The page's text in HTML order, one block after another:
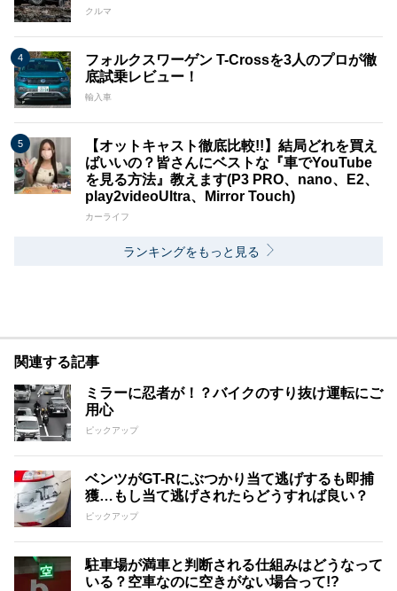
クルマ
フォルクスワーゲン T-Crossを3人のプロが徹
底試乗レビュー！
輸入車
【オットキャスト徹底比較!!】結局どれを買え
ばいいの？皆さんにベストな『車でYouTube
を見る方法』教えます(P3 PRO、nano、E2、
play2videoUltra、Mirror Touch)
カーライフ
ランキングをもっと見る
関連する記事
ミラーに忍者が！？バイクのすり抜け運転にご
用心
ピックアップ
ベンツがGT-Rにぶつかり当て逃げするも即捕
獲…もし当て逃げされたらどうすれば良い？
ピックアップ
駐車場が満車と判断される仕組みはどうなって
いる？空車なのに空きがない場合って!?